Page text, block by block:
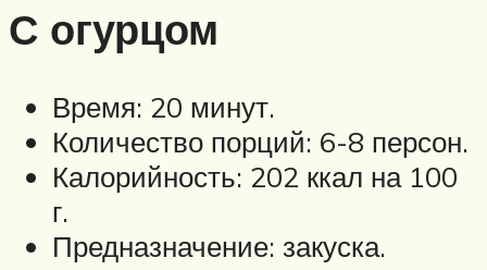
С огурцом
Время: 20 минут.
Количество порций: 6-8 персон.
Калорийность: 202 ккал на 100
г.
Предназначение: закуска.